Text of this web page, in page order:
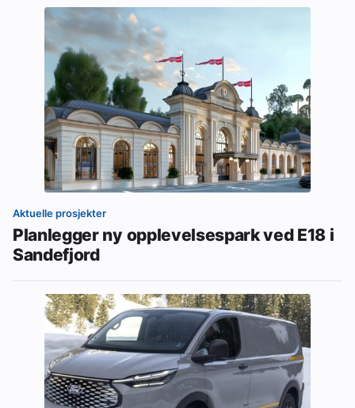
Aktuelle prosjekter
Planlegger ny opplevelsespark ved E18 i
Sandefjord